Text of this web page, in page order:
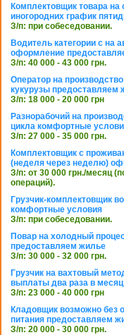
Комплектовщик товара
иногородних график
З/п: при собеседовании.
Водитель категории с на
оформление
З/п: 40 000 - 43 000 грн.
Оператор на
кукурузы предоставляем
З/п: 18 000 - 20 000 грн
Разнорабочий на
цикла комфортные
З/п: 27 000 - 35 000 грн.
Комплектовщик с
(неделя через неделю)
З/п: от 30 000 грн./месяц
операций).
Грузчик-комплектовщик
комфортные условия
З/п: при собеседовании.
Повар на холодный
предоставляем жилье
З/п: 30 000 - 32 000 грн.
Грузчик на вахтовый
выплаты два раза в месяц
З/п: 23 000 - 40 000 грн
Кладовщик возможно без
питания предоставляем
З/п: 20 000 - 30 000 грн.